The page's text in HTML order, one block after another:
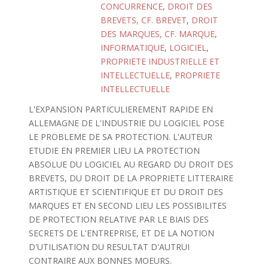
CONCURRENCE, DROIT DES
BREVETS, CF. BREVET, DROIT
DES MARQUES, CF. MARQUE,
INFORMATIQUE, LOGICIEL,
PROPRIETE INDUSTRIELLE ET
INTELLECTUELLE, PROPRIETE
INTELLECTUELLE
L'EXPANSION PARTICULIEREMENT RAPIDE EN
ALLEMAGNE DE L'INDUSTRIE DU LOGICIEL POSE
LE PROBLEME DE SA PROTECTION. L'AUTEUR
ETUDIE EN PREMIER LIEU LA PROTECTION
ABSOLUE DU LOGICIEL AU REGARD DU DROIT DES
BREVETS, DU DROIT DE LA PROPRIETE LITTERAIRE
ARTISTIQUE ET SCIENTIFIQUE ET DU DROIT DES
MARQUES ET EN SECOND LIEU LES POSSIBILITES
DE PROTECTION RELATIVE PAR LE BIAIS DES
SECRETS DE L'ENTREPRISE, ET DE LA NOTION
D'UTILISATION DU RESULTAT D'AUTRUI
CONTRAIRE AUX BONNES MOEURS.